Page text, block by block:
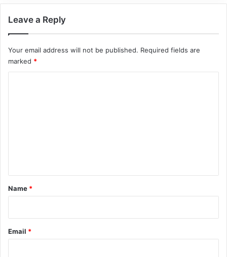
Leave a Reply
Your email address will not be published. Required fields are
marked *
*
Name *
Email *